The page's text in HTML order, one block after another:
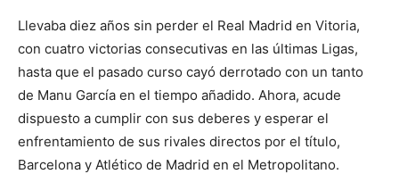
Llevaba diez años sin perder el Real Madrid en Vitoria,
con cuatro victorias consecutivas en las últimas Ligas,
hasta que el pasado curso cayó derrotado con un tanto
de Manu García en el tiempo añadido. Ahora, acude
dispuesto a cumplir con sus deberes y esperar el
enfrentamiento de sus rivales directos por el título,
Barcelona y Atlético de Madrid en el Metropolitano.